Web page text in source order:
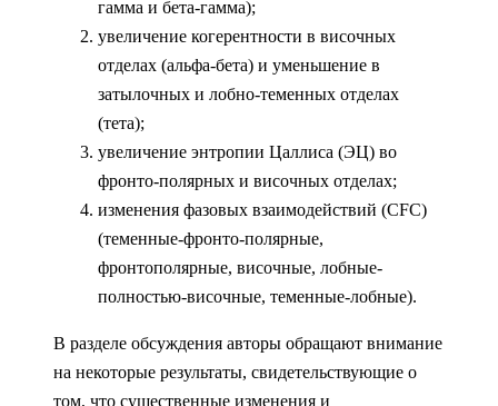
гамма и бета-гамма);
увеличение когерентности в височных
отделах (альфа-бета) и уменьшение в
затылочных и лобно-теменных отделах
(тета);
увеличение энтропии Цаллиса (ЭЦ) во
фронто-полярных и височных отделах;
изменения фазовых взаимодействий (CFC)
(теменные-фронто-полярные,
фронтополярные, височные, лобные-
полностью-височные, теменные-лобные).
В разделе обсуждения авторы обращают внимание
на некоторые результаты, свидетельствующие о
том, что существенные изменения и